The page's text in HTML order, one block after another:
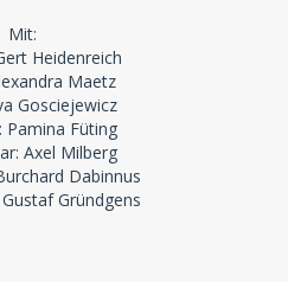
Mit:
Heidenreich
Maetz
Gosciejewicz
Pamina Füting
Axel Milberg
Dabinnus
Gründgens